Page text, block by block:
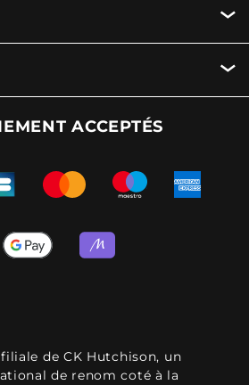
ACCEPTÉS
de CK Hutchison, un
de renom coté à la